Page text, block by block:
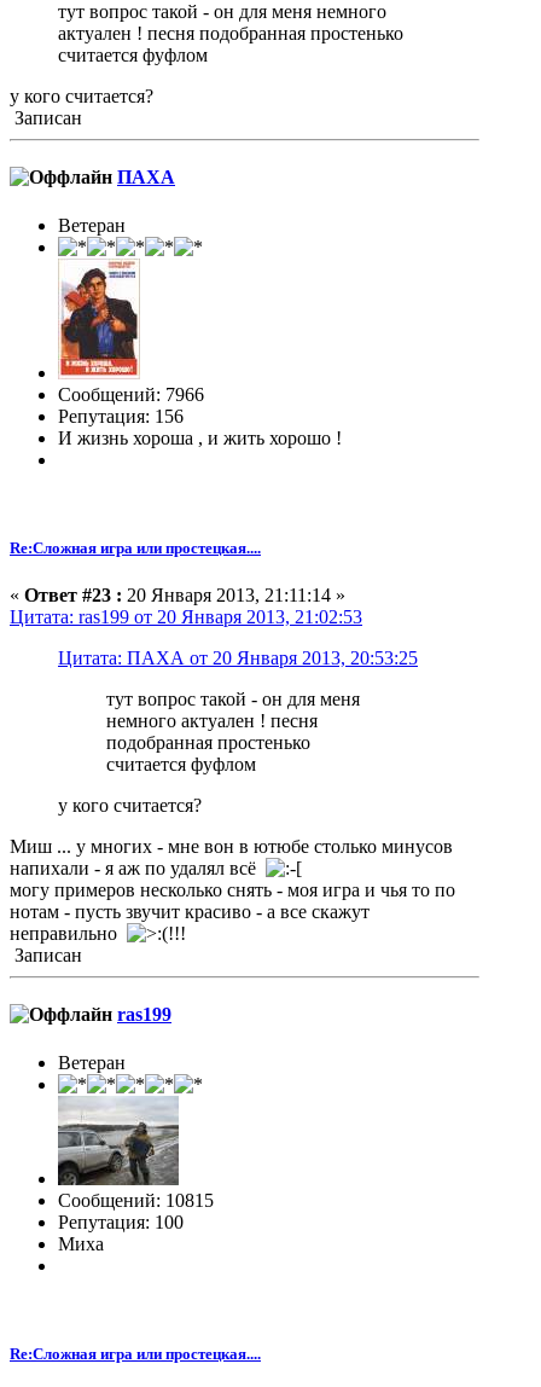
тут вопрос такой - он для меня немного
актуален ! песня подобранная простенько
считается фуфлом
у кого считается?
Записан
ПАХА
Ветеран
Сообщений: 7966
Репутация: 156
И жизнь хороша , и жить хорошо !
Re:Сложная игра или простецкая....
« Ответ #23 : 20 Января 2013, 21:11:14 »
Цитата: ras199 от 20 Января 2013, 21:02:53
Цитата: ПАХА от 20 Января 2013, 20:53:25
тут вопрос такой - он для меня
немного актуален ! песня
подобранная простенько
считается фуфлом
у кого считается?
Миш ... у многих - мне вон в ютюбе столько минусов
напихали - я аж по удалял всё
могу примеров несколько снять - моя игра и чья то по
нотам - пусть звучит красиво - а все скажут
неправильно
!!!
Записан
ras199
Ветеран
Сообщений: 10815
Репутация: 100
Миха
Re:Сложная игра или простецкая....